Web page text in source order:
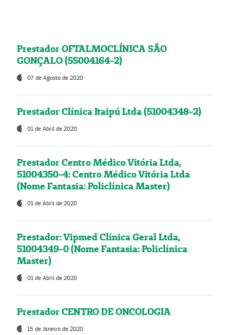
Prestador OFTALMOCLÍNICA SÃO
GONÇALO (55004164-2)
07 de Agosto de 2020
Prestador Clínica Itaipú Ltda (51004348-2)
01 de Abril de 2020
Prestador Centro Médico Vitória Ltda,
51004350-4: Centro Médico Vitória Ltda
(Nome Fantasia: Policlínica Master)
01 de Abril de 2020
Prestador: Vipmed Clínica Geral Ltda,
51004349-0 (Nome Fantasia: Policlínica
Master)
01 de Abril de 2020
Prestador CENTRO DE ONCOLOGIA
15 de Janeiro de 2020